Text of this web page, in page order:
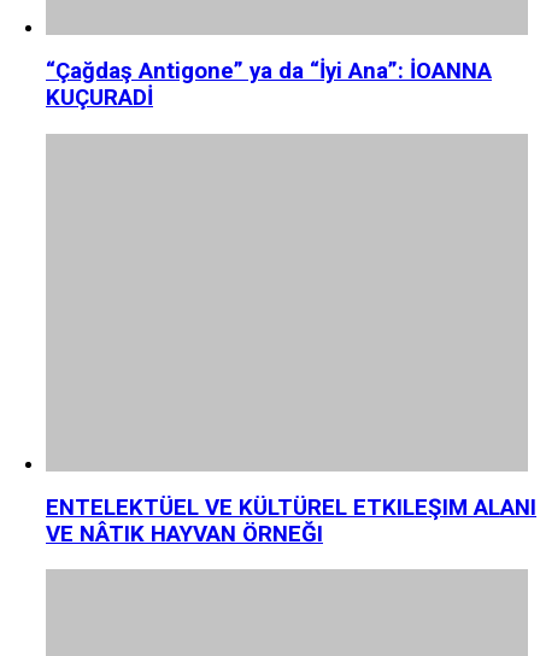
“Çağdaş Antigone” ya da “İyi Ana”: İOANNA
KUÇURADİ
ENTELEKTÜEL VE KÜLTÜREL ETKILEŞIM ALANI
VE NÂTIK HAYVAN ÖRNEĞI